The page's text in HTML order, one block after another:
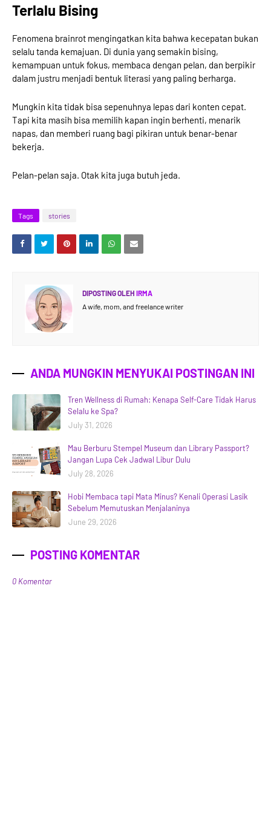
Terlalu Bising
Fenomena brainrot mengingatkan kita bahwa kecepatan bukan
selalu tanda kemajuan. Di dunia yang semakin bising,
kemampuan untuk fokus, membaca dengan pelan, dan berpikir
dalam justru menjadi bentuk literasi yang paling berharga.
Mungkin kita tidak bisa sepenuhnya lepas dari konten cepat.
Tapi kita masih bisa memilih kapan ingin berhenti, menarik
napas, dan memberi ruang bagi pikiran untuk benar-benar
bekerja.
Pelan-pelan saja. Otak kita juga butuh jeda.
Tags stories
DIPOSTING OLEH IRMA
A wife, mom, and freelance writer
ANDA MUNGKIN MENYUKAI POSTINGAN INI
Tren Wellness di Rumah: Kenapa Self-Care Tidak Harus
Selalu ke Spa?
July 31, 2026
Mau Berburu Stempel Museum dan Library Passport?
Jangan Lupa Cek Jadwal Libur Dulu
July 28, 2026
Hobi Membaca tapi Mata Minus? Kenali Operasi Lasik
Sebelum Memutuskan Menjalaninya
June 29, 2026
POSTING KOMENTAR
0 Komentar